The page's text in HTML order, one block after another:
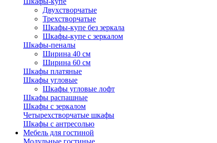
Двухстворчатые
Трехстворчатые
Шкафы-купе без зеркала
Шкафы-купе с зеркалом
Шкафы-пеналы
Ширина 40 см
Ширина 60 см
Шкафы платяные
Шкафы угловые
Шкафы угловые лофт
Шкафы распашные
Шкафы с зеркалом
Четырехстворчатые шкафы
Шкафы с антресолью
Мебель для гостиной
Модульные гостиные